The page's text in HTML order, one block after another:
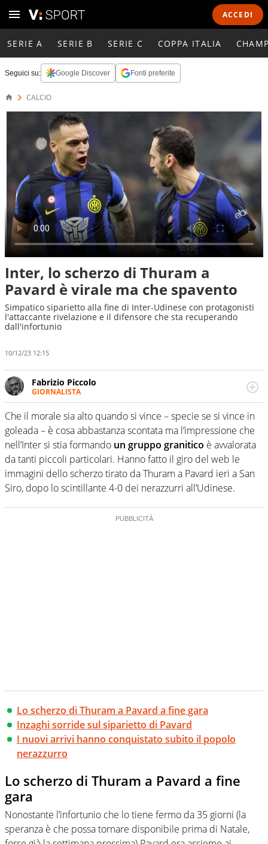
ACCEDI
SERIE A SERIE B SERIE C COPPA ITALIA
Seguici su: Google Discover Fonti preferite
CALCIO
Inter, lo scherzo di Thuram a
Pavard è virale ma che spavento
Simpatico siparietto alla fine di Inter-Udinese con protagonisti
l'attaccante rivelazione e il difensore che sta recuperando
dall'infortunio
10/12/23 12:15
Fabrizio Piccolo
GIORNALISTA
Nella sua carriera ha seguito numerose manifestazioni
sportive e collaborato con agenzie e testate. Esperienza,
competenza, conoscenza e memoria storica. Si occupa
prevalentemente di calcio
Che il morale sia alto quando si vince – specie se si vince in
goleada – è cosa abbastanza scontata ma l’impressione che
nell’Inter si stia formando un gruppo granitico è avvalorata
da tanti piccoli particolari. Hanno fatto il giro del web le
immagini dello scherzo tirato da Thuram a Pavard ieri a San
Siro, dopo lo scintillante 4-0 dei nerazzurri all’Udinese.
Lo scherzo di Thuram a Pavard a fine gara
Inzaghi sorride sul siparietto di Pavard
I nuovi arrivi hanno conquistato subito il popolo
nerazzurro
Lo scherzo di Thuram a Pavard a fine
gara
Nonostante l’infortunio che lo tiene fermo da 35 giorni (la
speranza è che possa tornare disponibile prima di Natale,